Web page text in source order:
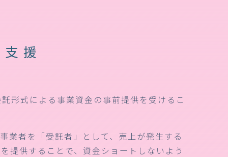
援
形式による事業資金の事前提供を受けるこ
業者を「受託者」として、売上が発生する
提供することで、資金ショートしないよう